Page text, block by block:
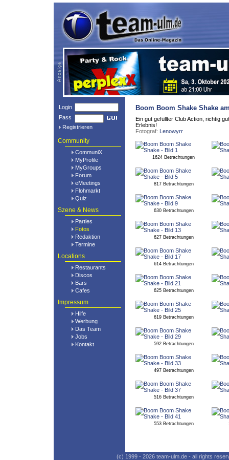
Login
Pass
Registrieren
Community
CommuniX
MyProfile
MyGroups
Forum
eMeetings
Flohmarkt
Quiz
Szene & News
Parties
Fotos
Redaktion
Termine
Locations
Restaurants
Discos
Bars
Cafes
Impressum
Hilfe
Werbung
Das Team
Jobs
Kontakt
Boom Boom Shake Shake
Ein gut gefüllter Club Action, richtig
Erlebnis!
Fotograf: Lenowyrr
1624 Betrachtungen
817 Betrachtungen
630 Betrachtungen
627 Betrachtungen
614 Betrachtungen
625 Betrachtungen
619 Betrachtungen
592 Betrachtungen
497 Betrachtungen
516 Betrachtungen
553 Betrachtungen
(c) 1999 - 2026 team-ulm.de - all rights